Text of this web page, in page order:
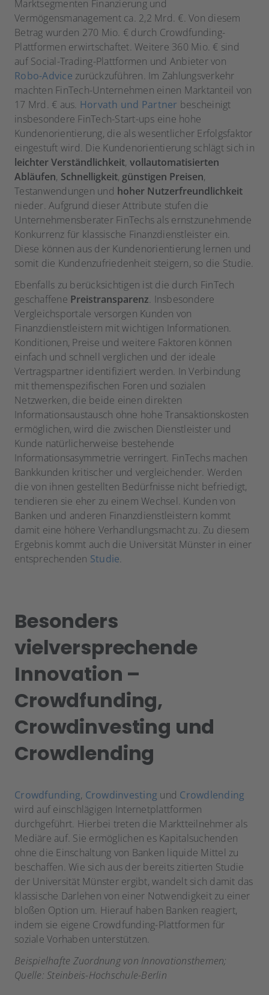
Marktsegmenten Finanzierung und
Vermögensmanagement ca. 2,2 Mrd. €. Von diesem
Betrag wurden 270 Mio. € durch Crowdfunding-
Plattformen erwirtschaftet. Weitere 360 Mio. € sind
auf Social-Trading-Plattformen und Anbieter von
Robo-Advice zurückzuführen. Im Zahlungsverkehr
machten FinTech-Unternehmen einen Marktanteil von
17 Mrd. € aus. Horvath und Partner bescheinigt
insbesondere FinTech-Start-ups eine hohe
Kundenorientierung, die als wesentlicher Erfolgsfaktor
eingestuft wird. Die Kundenorientierung schlägt sich in
leichter Verständlichkeit, vollautomatisierten
Abläufen, Schnelligkeit, günstigen Preisen,
Testanwendungen und hoher Nutzerfreundlichkeit
nieder. Aufgrund dieser Attribute stufen die
Unternehmensberater FinTechs als ernstzunehmende
Konkurrenz für klassische Finanzdienstleister ein.
Diese können aus der Kundenorientierung lernen und
somit die Kundenzufriedenheit steigern, so die Studie.
Ebenfalls zu berücksichtigen ist die durch FinTech
geschaffene Preistransparenz. Insbesondere
Vergleichsportale versorgen Kunden von
Finanzdienstleistern mit wichtigen Informationen.
Konditionen, Preise und weitere Faktoren können
einfach und schnell verglichen und der ideale
Vertragspartner identifiziert werden. In Verbindung
mit themenspezifischen Foren und sozialen
Netzwerken, die beide einen direkten
Informationsaustausch ohne hohe Transaktionskosten
ermöglichen, wird die zwischen Dienstleister und
Kunde natürlicherweise bestehende
Informationsasymmetrie verringert. FinTechs machen
Bankkunden kritischer und vergleichender. Werden
die von ihnen gestellten Bedürfnisse nicht befriedigt,
tendieren sie eher zu einem Wechsel. Kunden von
Banken und anderen Finanzdienstleistern kommt
damit eine höhere Verhandlungsmacht zu. Zu diesem
Ergebnis kommt auch die Universität Münster in einer
entsprechenden Studie.
Besonders
vielversprechende
Innovation –
Crowdfunding,
Crowdinvesting und
Crowdlending
Crowdfunding, Crowdinvesting und Crowdlending
wird auf einschlägigen Internetplattformen
durchgeführt. Hierbei treten die Marktteilnehmer als
Mediäre auf. Sie ermöglichen es Kapitalsuchenden
ohne die Einschaltung von Banken liquide Mittel zu
beschaffen. Wie sich aus der bereits zitierten Studie
der Universität Münster ergibt, wandelt sich damit das
klassische Darlehen von einer Notwendigkeit zu einer
bloßen Option um. Hierauf haben Banken reagiert,
indem sie eigene Crowdfunding-Plattformen für
soziale Vorhaben unterstützen.
Beispielhafte Zuordnung von Innovationsthemen;
Quelle: Steinbeis-Hochschule-Berlin